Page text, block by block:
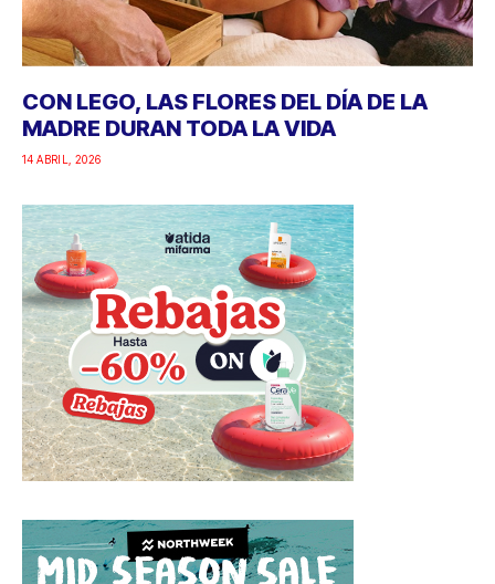
CON LEGO, LAS FLORES DEL DÍA DE LA
MADRE DURAN TODA LA VIDA
14 ABRIL, 2026